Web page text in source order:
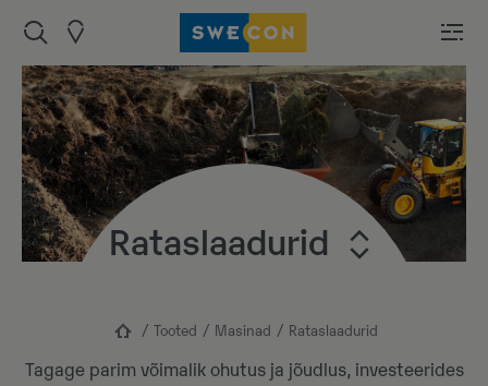
Rataslaadurid
Tooted Masinad Rataslaadurid
Tagage parim võimalik ohutus ja jõudlus, investeerides